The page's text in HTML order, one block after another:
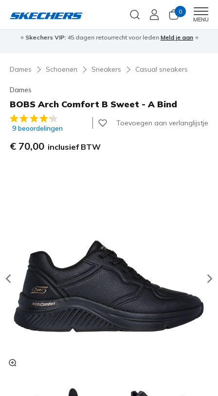
0
MENU
⭐ Skechers VIP:45 dagen retourrecht voor leden Meld je aan⭐
Dames Schoenen Sneakers Casual sneakers
Dames
BOBS Arch Comfort B Sweet - A Bind
4,1 van de 5 klantbeoordelingen
9 beoordelingen
Toevoegen aan verlanglijstje
€ 70,00 inclusief BTW